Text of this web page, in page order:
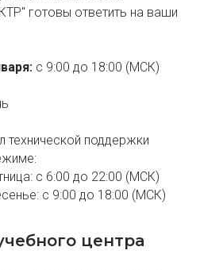
готовы ответить на ваши
с 9:00 до 18:00 (МСК)
технической поддержки
с 6:00 до 22:00 (МСК)
с 9:00 до 18:00 (МСК)
центра